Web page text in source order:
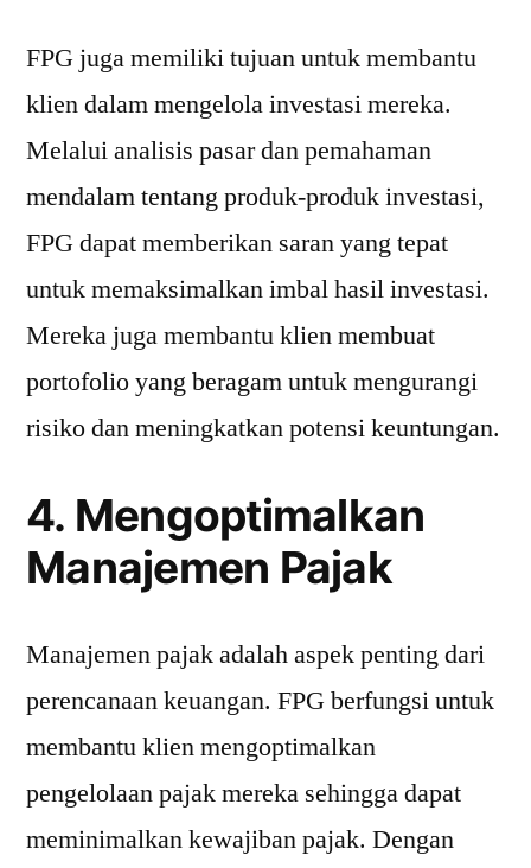
FPG juga memiliki tujuan untuk membantu
klien dalam mengelola investasi mereka.
Melalui analisis pasar dan pemahaman
mendalam tentang produk-produk investasi,
FPG dapat memberikan saran yang tepat
untuk memaksimalkan imbal hasil investasi.
Mereka juga membantu klien membuat
portofolio yang beragam untuk mengurangi
risiko dan meningkatkan potensi keuntungan.
4. Mengoptimalkan
Manajemen Pajak
Manajemen pajak adalah aspek penting dari
perencanaan keuangan. FPG berfungsi untuk
membantu klien mengoptimalkan
pengelolaan pajak mereka sehingga dapat
meminimalkan kewajiban pajak. Dengan